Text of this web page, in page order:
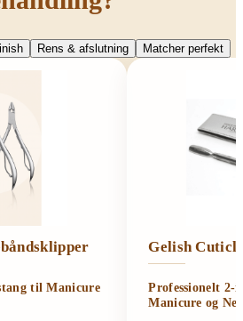
Rens & afslutning Matcher perfekt
til Manicure
Gelish
Professionelt
Manicure og